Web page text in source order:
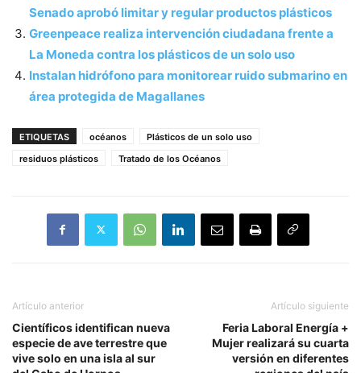
Senado aprobó limitar y regular productos plásticos
Greenpeace realiza intervención ciudadana frente a
La Moneda contra los plásticos de un solo uso
Instalan hidrófono para monitorear ruido submarino en
área protegida de Magallanes
ETIQUETAS océanos
Plásticos de un solo uso
residuos plásticos
Tratado de los Océanos
Artículo anterior
Científicos identifican nueva
especie de ave terrestre que
vive solo en una isla al sur
Artículo siguiente
Feria Laboral Energía +
Mujer realizará su cuarta
versión en diferentes